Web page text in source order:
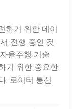
하기 위한 데이
진행 중인 것
율주행 기술
기 위한 중요한
. 로이터 통신